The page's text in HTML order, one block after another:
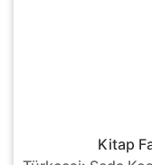
Kitap